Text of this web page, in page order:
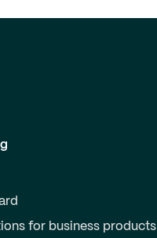
for business products